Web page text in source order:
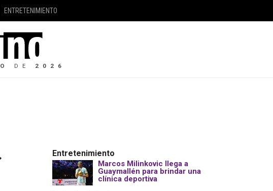
DE 2026
ENTRETENIMIENTO
Entretenimiento
Marcos Milinkovic llega a
Guaymallén para brindar una
clínica deportiva